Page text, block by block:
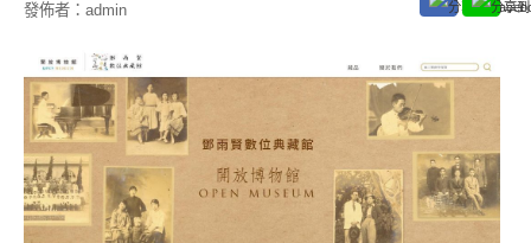
發佈者： admin